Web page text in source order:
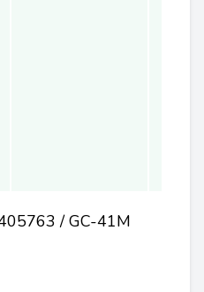
/ GC-41M